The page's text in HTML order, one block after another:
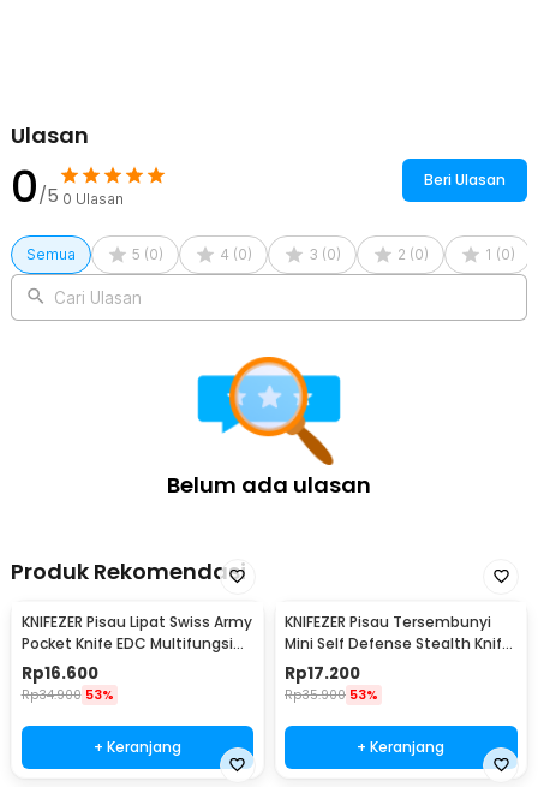
Rincian yang Anda dapatkan untuk pembelian produk ini:
1 x NITECORE Pisau Cutter Quick Change Blade Utility Knife
Ulasan
0/5 0 Ulasan
Beri Ulasan
Semua 5 (0) 4 (0) 3 (0) 2 (0) 1 (0)
Cari Ulasan
Belum ada ulasan
Produk Rekomendasi
KNIFEZER Pisau Lipat Swiss Army
Pocket Knife EDC Multifungsi
11in1 - A3011
Rp16.600
Rp34.900 53%
+ Keranjang
KNIFEZER Pisau Tersembunyi
Mini Self Defense Stealth Knife
Steel - H19
Rp17.200
Rp35.900 53%
+ Keranjang